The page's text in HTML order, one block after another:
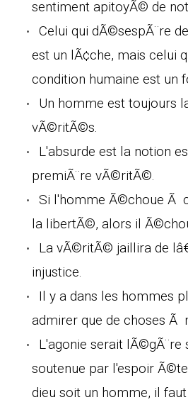
sentiment apitoyÃ© de
Celui qui dÃ©sespÃ¨re
est un lÃ¢che, mais celui
condition humaine est un
Un homme est toujours
vÃ©ritÃ©s.
L'absurde est la notion
premiÃ¨re vÃ©ritÃ©.
Si l'homme Ã©choue Ã
la libertÃ©, alors il
La vÃ©ritÃ© jaillira de
injustice.
Il y a dans les hommes
admirer que de choses Ã
L'agonie serait lÃ©gÃ¨re
soutenue par l'espoir
dieu soit un homme, il